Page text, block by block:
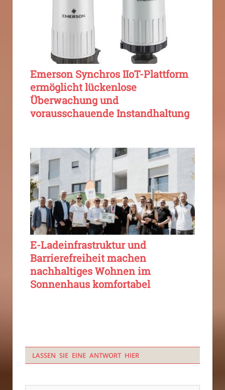
Emerson Synchros IIoT-Plattform
ermöglicht lückenlose
Überwachung und
vorausschauende Instandhaltung
E-Ladeinfrastruktur und
Barrierefreiheit machen
nachhaltiges Wohnen im
Sonnenhaus komfortabel
LASSEN SIE EINE ANTWORT HIER